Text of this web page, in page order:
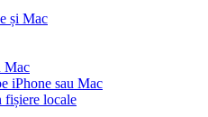
și Mac
Mac
iPhone sau Mac
fișiere locale